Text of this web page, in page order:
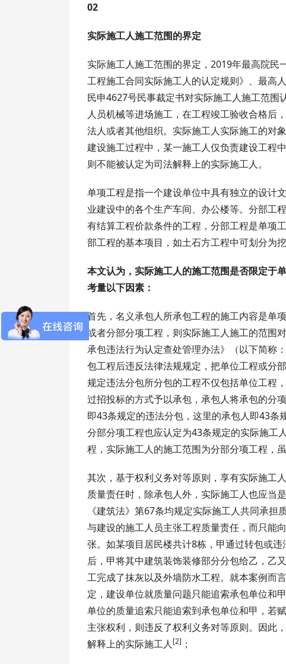
02
实际施工人施工范围的界定
实际施工人施工范围的界定，2019年最高院民
工程施工合同实际施工人的认定规则》、最高
民申4627号民事裁定书对实际施工人施工范
人员机械等进场施工，在工程竣工验收合格后
法人或者其他组织。实际施工人实际施工的对
建设施工过程中，某一施工人仅负责建设工程
则不能被认定为司法解释上的实际施工人。
单项工程是指一个建设单位中具有独立的设计
业建设中的各个生产车间、办公楼等。分部工
有结算工程价款条件的工程，分部工程是单项
部工程的基本项目，如土石方工程中可划分为
本文认为，实际施工人的施工范围是否限定于
考量以下因素：
首先，名义承包人所承包工程的施工内容是单
或者分部分项工程，则实际施工人施工的范围
承包违法行为认定查处管理办法》（以下简称
包工程后违反法律法规规定，把单位工程或分
规定违法分包所分包的工程不仅包括单位工程
过招投标的方式予以承包，承包人将承包的分
即43条规定的违法分包，这里的承包人即43
分部分项工程也应认定为43条规定的实际施工
程，实际施工人的施工范围为分部分项工程，
其次，基于权利义务对等原则，享有实际施工
质量责任时，除承包人外，实际施工人也应当
《建筑法》第67条均规定实际施工人共同承
与建设的施工人员主张工程质量责任，而只能
张。如某项目居民楼共计8栋，甲通过转包或
后，甲将其中建筑装饰装修部分分包给乙，乙
工完成了抹灰以及外墙防水工程。就本案例而
定，建设单位就质量问题只能追索承包单位和
单位的质量追索只能追索到承包单位和甲，若
主张权利，则违反了权利义务对等原则。因此
解释上的实际施工人[2] ；